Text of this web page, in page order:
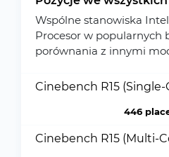
Wspólne stanowiska
Procesor w popularnych
porównania z innymi
Cinebench R15 (Single-
446
Cinebench R15 (Multi-